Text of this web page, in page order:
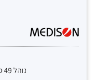
נוהל 49 סעיף 3.1, סעיף 3.2.3